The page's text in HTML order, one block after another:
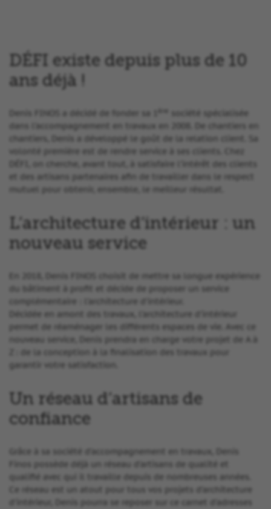
DÉFI existe depuis plus de 10
ans déjà !
Denis FINOS a décidé de fonder sa 1
société spécialisée
dans l’accompagnement en travaux en 2008. De chantiers en
chantiers, Denis a développé le goût de la relation client. Sa
volonté première est de rendre service à ses clients. Chez
DÉFI, on cherche, avant tout, à satisfaire l’intérêt des clients
et des artisans partenaires afin de travailler dans le respect
mutuel pour obtenir, ensemble, le meilleur résultat.
L’architecture d’intérieur : un
nouveau service
En 2018, Denis FINOS choisit de mettre sa longue expérience
du bâtiment à profit et décide de proposer un service
complémentaire : l’architecture d’intérieur.
Décidée en amont des travaux, l’architecture d’intérieur
permet de réaménager les différents espaces de vie. Avec ce
nouveau service, Denis prendra en charge votre projet de A à
Z : de la conception à la finalisation des travaux pour
garantir votre satisfaction.
Un réseau d’artisans de
confiance
Grâce à sa société d’accompagnement en travaux, Denis
Finos possède déjà un réseau d’artisans de qualité et
qualifié avec qui il travaille depuis de nombreuses années.
Ce réseau est un atout pour tous vos projets d’architecture
d’intérieur, Denis pourra se reposer sur ce carnet d’adresses